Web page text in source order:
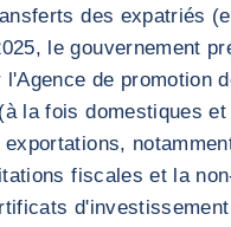
des expatriés
le gouvernement
de promotion
la fois domestiques et
fiscales et la